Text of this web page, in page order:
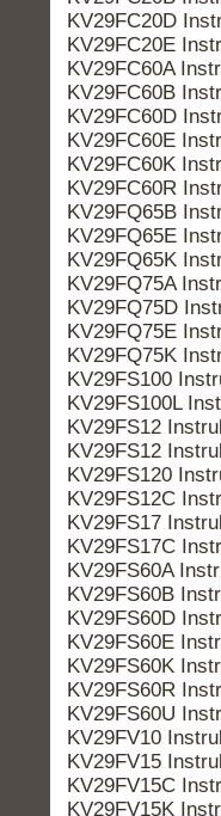
KV29FC20D
KV29FC20E
KV29FC60A
KV29FC60B
KV29FC60D
KV29FC60E
KV29FC60K
KV29FC60R
KV29FQ65B
KV29FQ65E
KV29FQ65K
KV29FQ75A
KV29FQ75D
KV29FQ75E
KV29FQ75K
KV29FS100
KV29FS100L
KV29FS12
KV29FS12
KV29FS120
KV29FS12C
KV29FS17
KV29FS17C
KV29FS60A
KV29FS60B
KV29FS60D
KV29FS60E
KV29FS60K
KV29FS60R
KV29FS60U
KV29FV10
KV29FV15
KV29FV15C
KV29FV15K